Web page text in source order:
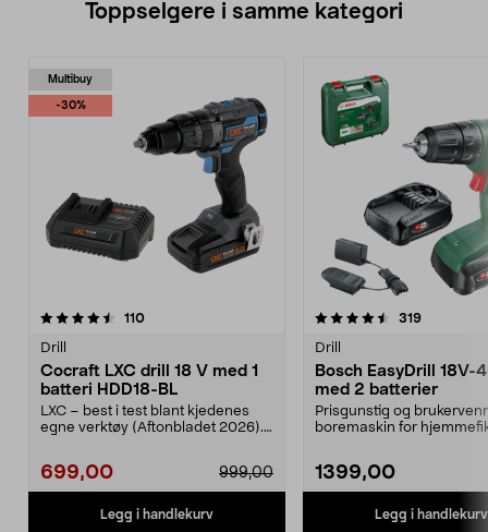
Toppselgere i samme kategori
Multibuy
-30%
110anmeldelser
Drill
Cocraft LXC drill 18 V med 1
batteri HDD18-BL
LXC – best i test blant kjedenes
egne verktøy (Aftonbladet 2026).
699,00 999,00
Legg i handlekurv
4.5 av 5 stjerner 319
Drill
Bosch EasyDrill 18V-
med 2 batterier
Prisgunstig og
boremaskin for
1399,00
Legg i handlekurv
4.5 av 5 stjerner